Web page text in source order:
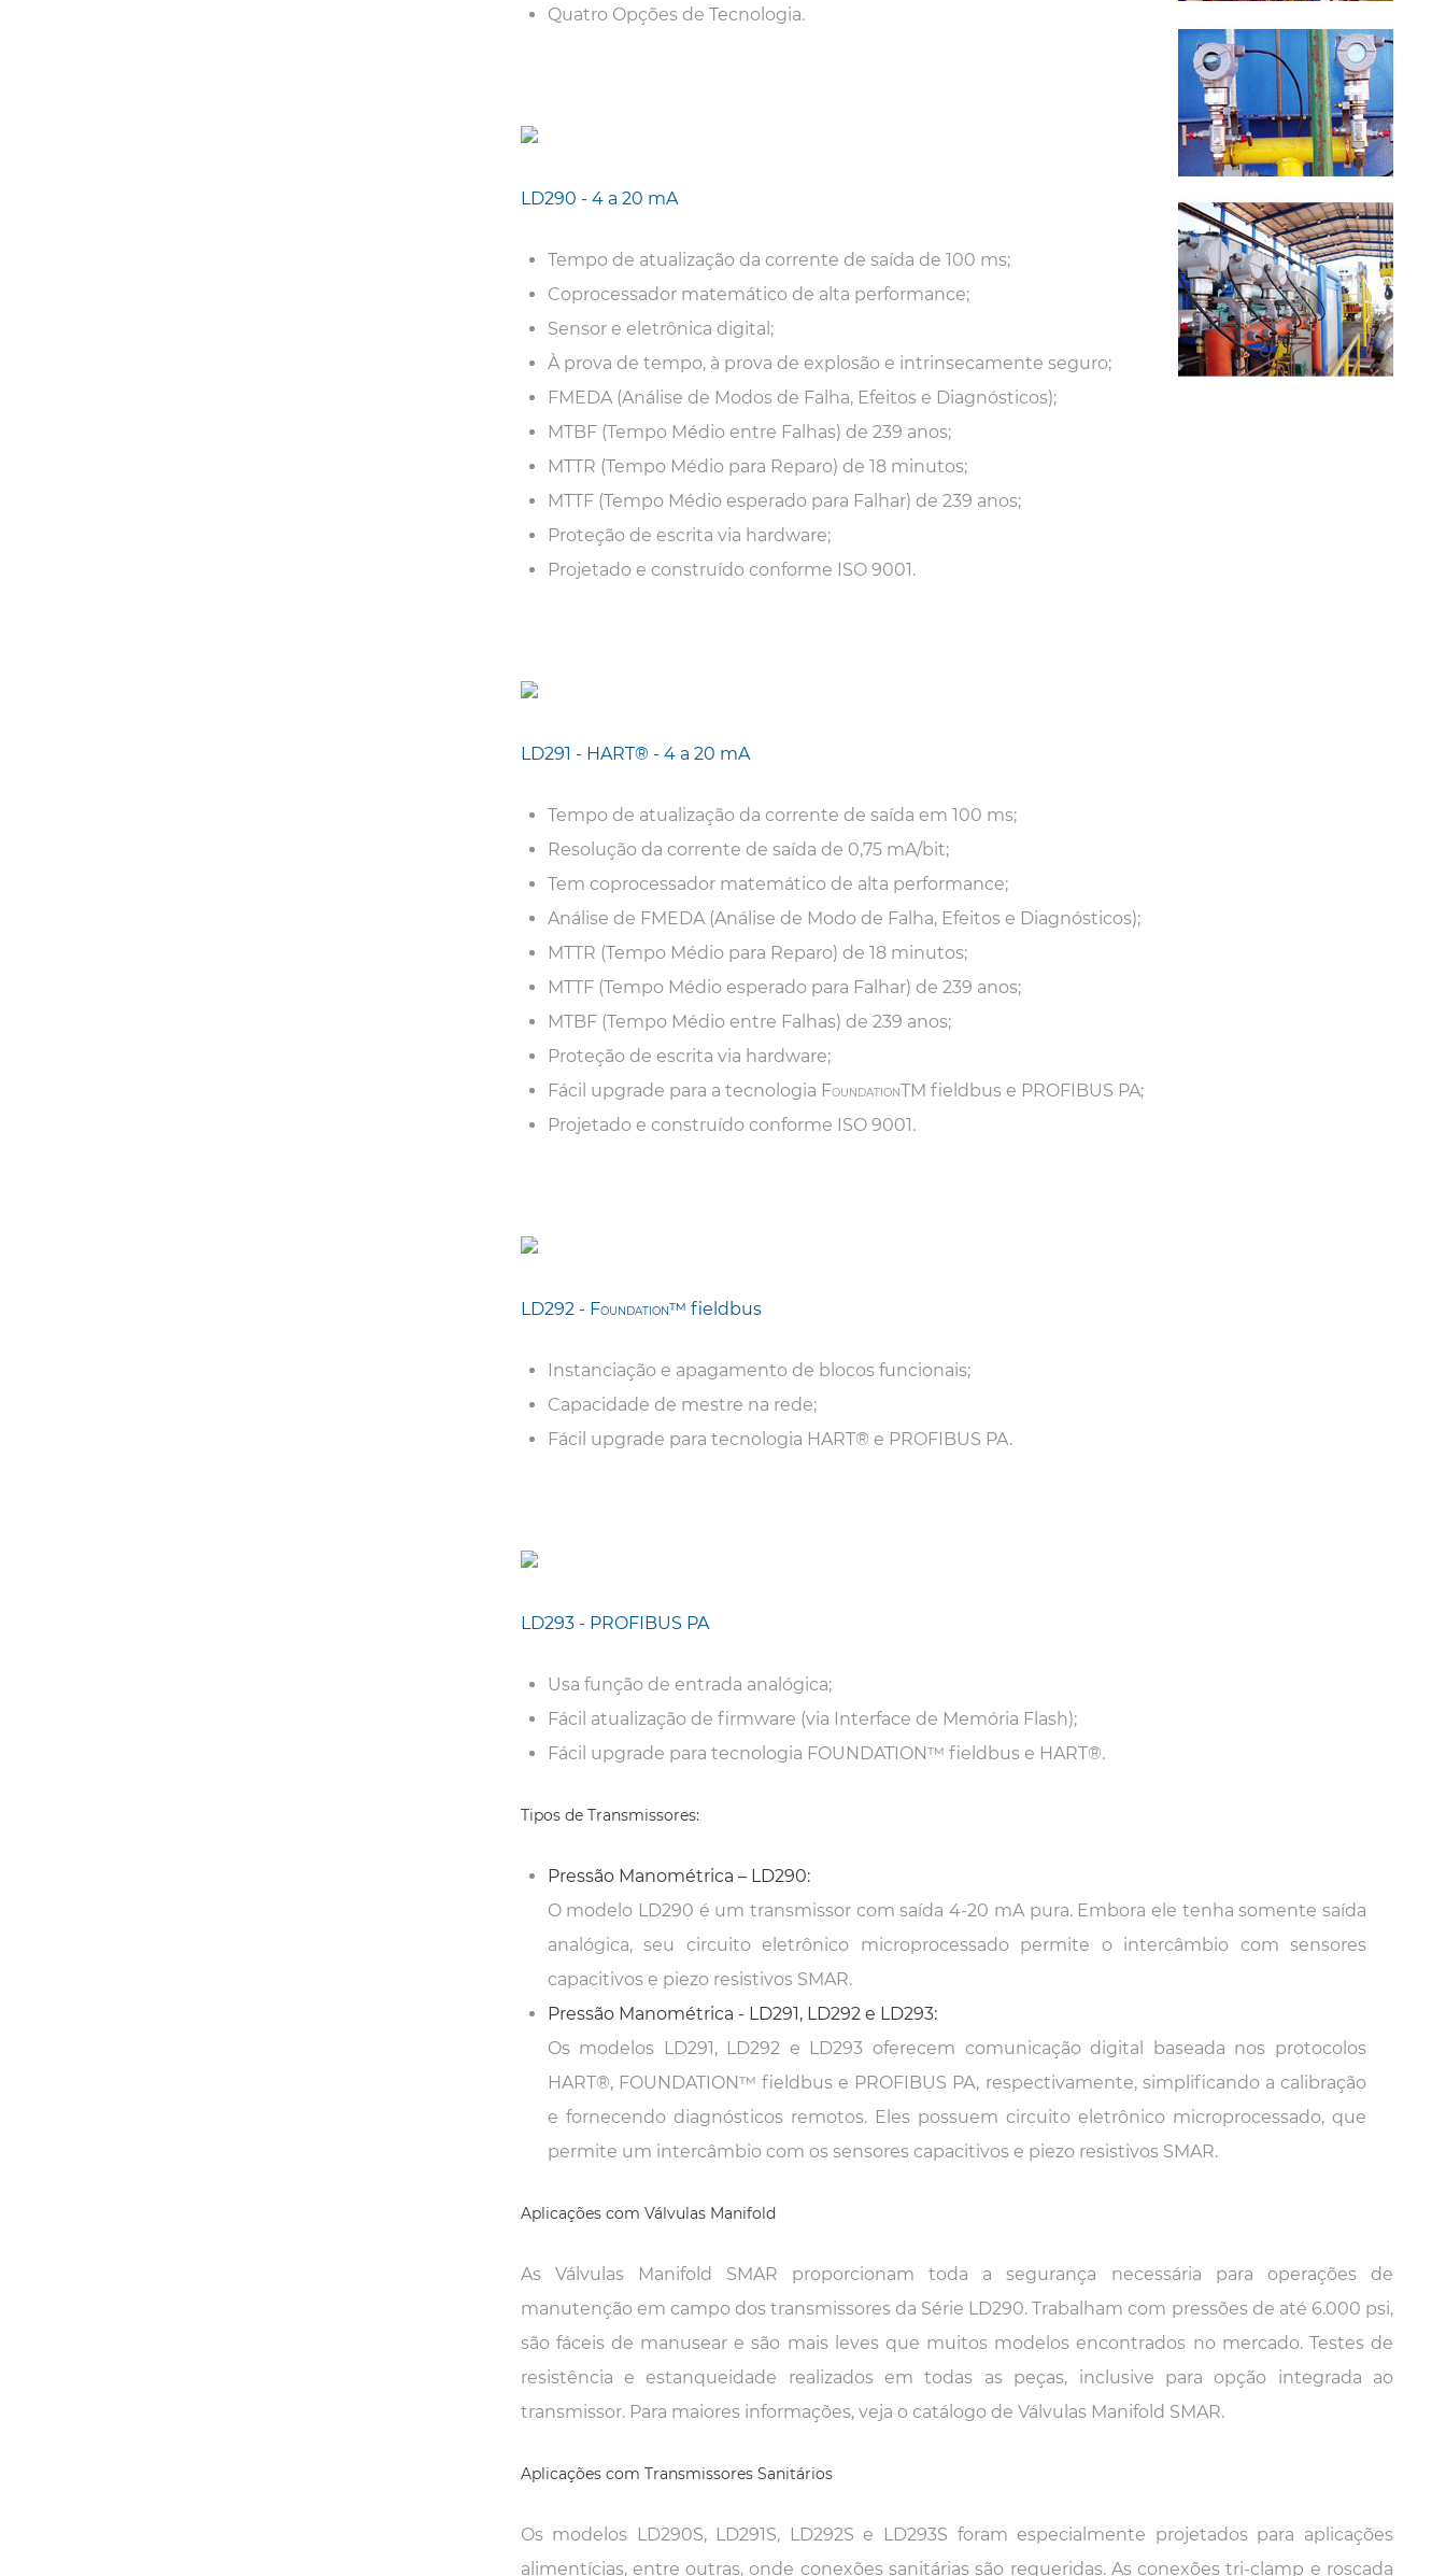
Quatro Opções de Tecnologia.
LD290 - 4 a 20 mA
Tempo de atualização da corrente de saída de 100 ms;
Coprocessador matemático de alta performance;
Sensor e eletrônica digital;
À prova de tempo, à prova de explosão e intrinsecamente seguro;
FMEDA (Análise de Modos de Falha, Efeitos e Diagnósticos);
MTBF (Tempo Médio entre Falhas) de 239 anos;
MTTR (Tempo Médio para Reparo) de 18 minutos;
MTTF (Tempo Médio esperado para Falhar) de 239 anos;
Proteção de escrita via hardware;
Projetado e construído conforme ISO 9001.
LD291 - HART® - 4 a 20 mA
Tempo de atualização da corrente de saída em 100 ms;
Resolução da corrente de saída de 0,75 mA/bit;
Tem coprocessador matemático de alta performance;
Análise de FMEDA (Análise de Modo de Falha, Efeitos e Diagnósticos);
MTTR (Tempo Médio para Reparo) de 18 minutos;
MTTF (Tempo Médio esperado para Falhar) de 239 anos;
MTBF (Tempo Médio entre Falhas) de 239 anos;
Proteção de escrita via hardware;
Fácil upgrade para a tecnologia FOUNDATIONTM fieldbus e PROFIBUS PA;
Projetado e construído conforme ISO 9001.
LD292 - FOUNDATION™ fieldbus
Instanciação e apagamento de blocos funcionais;
Capacidade de mestre na rede;
Fácil upgrade para tecnologia HART® e PROFIBUS PA.
LD293 - PROFIBUS PA
Usa função de entrada analógica;
Fácil atualização de firmware (via Interface de Memória Flash);
Fácil upgrade para tecnologia FOUNDATION™ fieldbus e HART®.
Tipos de Transmissores:
Pressão Manométrica – LD290:
O modelo LD290 é um transmissor com saída 4-20 mA pura. Embora ele tenha somente saída
analógica, seu circuito eletrônico microprocessado permite o intercâmbio com sensores
capacitivos e piezo resistivos SMAR.
Pressão Manométrica - LD291, LD292 e LD293:
Os modelos LD291, LD292 e LD293 oferecem comunicação digital baseada nos protocolos
HART®, FOUNDATION™ fieldbus e PROFIBUS PA, respectivamente, simplificando a calibração
e fornecendo diagnósticos remotos. Eles possuem circuito eletrônico microprocessado, que
permite um intercâmbio com os sensores capacitivos e piezo resistivos SMAR.
Aplicações com Válvulas Manifold
As Válvulas Manifold SMAR proporcionam toda a segurança necessária para operações de
manutenção em campo dos transmissores da Série LD290. Trabalham com pressões de até 6.000 psi,
são fáceis de manusear e são mais leves que muitos modelos encontrados no mercado. Testes de
resistência e estanqueidade realizados em todas as peças, inclusive para opção integrada ao
transmissor. Para maiores informações, veja o catálogo de Válvulas Manifold SMAR.
Aplicações com Transmissores Sanitários
Os modelos LD290S, LD291S, LD292S e LD293S foram especialmente projetados para aplicações
alimentícias, entre outras, onde conexões sanitárias são requeridas. As conexões tri-clamp e roscada